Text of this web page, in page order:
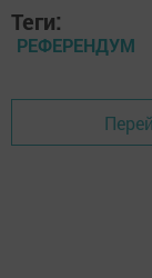
Теги:
РЕФЕРЕНДУМ